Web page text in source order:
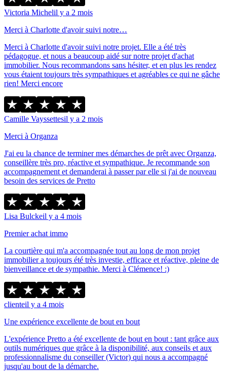
Victoria Michelil y a 2 mois
Merci à Charlotte d'avoir suivi notre…
Merci à Charlotte d'avoir suivi notre projet. Elle a été très
pédagogue, et nous a beaucoup aidé sur notre projet d'achat
immobilier. Nous recommandons sans hésiter, et en plus les rendez
vous étaient toujours très sympathiques et agréables ce qui ne gâche
rien! Merci encore
Camille Vayssettesil y a 2 mois
Merci à Organza
J'ai eu la chance de terminer mes démarches de prêt avec Organza,
conseillère très pro, réactive et sympathique. Je recommande son
accompagnement et demanderai à passer par elle si j'ai de nouveau
besoin des services de Pretto
Lisa Bulckeil y a 4 mois
Premier achat immo
La courtière qui m'a accompagnée tout au long de mon projet
immobilier a toujours été très investie, efficace et réactive, pleine de
bienveillance et de sympathie. Merci à Clémence! :)
clienteil y a 4 mois
Une expérience excellente de bout en bout
L'expérience Pretto a été excellente de bout en bout : tant grâce aux
outils numériques que grâce à la disponibilité, aux conseils et aux
professionnalisme du conseiller (Victor) qui nous a accompagné
jusqu'au bout de la démarche.